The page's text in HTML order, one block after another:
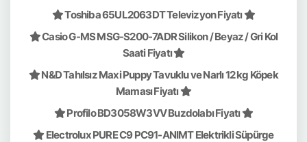
Toshiba 65UL2063DT Televizyon Fiyatı
Casio G-MS MSG-S200-7ADR Silikon / Beyaz / Gri Kol
Saati Fiyatı
N&D Tahılsız Maxi Puppy Tavuklu ve Narlı 12 kg Köpek
Maması Fiyatı
Profilo BD3058W3VV Buzdolabı Fiyatı
Electrolux PURE C9 PC91-ANIMT Elektrikli Süpürge